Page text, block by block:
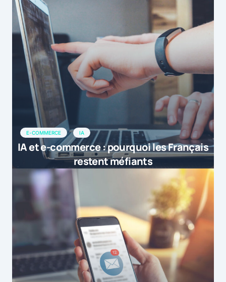
E-COMMERCE IA
IA et e-commerce : pourquoi les Français
restent méfiants